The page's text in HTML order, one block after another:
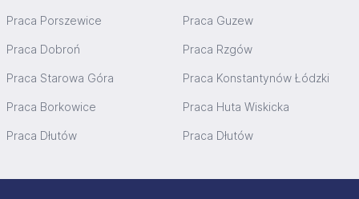
Praca Porszewice Praca Guzew
Praca Dobroń Praca Rzgów
Praca Starowa Góra Praca Konstantynów Łódzki
Praca Borkowice Praca Huta Wiskicka
Praca Dłutów Praca Dłutów